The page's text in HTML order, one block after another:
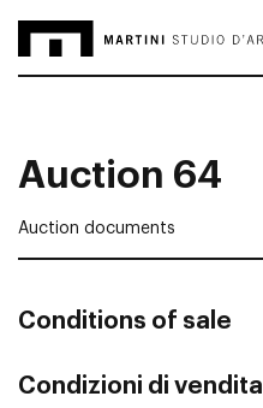
Auction 64
Auction documents
Conditions of sale
Condizioni di vendita